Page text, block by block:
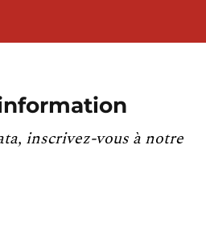
inscrivez-vous à notre